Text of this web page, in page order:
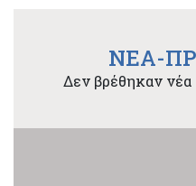
NEA-
Δεν βρέθηκαν νέα